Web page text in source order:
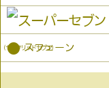
（セイクリッドセブン）
● スフェーン